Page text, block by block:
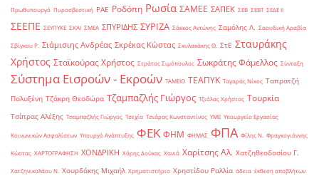
Πρωθυπουργό Πυροσβεστική ΡΑΕ Ροδόπη Ρωσία ΣΑΜΕΕ ΣΑΠΕΚ ΣΕΒ ΣΕΒΤ ΣΕΔΕ ΙΙ
ΣΕΕΠΕ ΣΕΥΠΥΚΕ ΣΚΑΙ ΣΜΕΑ ΣΠΥΡΙΔΗΣ ΣΥΡΙΖΑ Σάκκος Αντώνης Σαμόλης Λ. Σαουδική Αραβία
Σβίγκου Ρ. Σιάμισιης Ανδρέας Σκρέκας Κώστας Σκυλακάκης Θ. ΣτΕ Σταυράκης
Χρήστος Σταϊκούρας Χρήστος Στράτος Σιμόπουλος Σωκράτης Φάμελλος Σύνταξη
Σύστημα Εισροών - Εκροών ΤΑΜΕΙΟ ΤΕΑΠΥΚ Ταγαράς Νίκος Ταπρατζή
Πολυξένη Τζάκρη Θεοδώρα Τζαμπαζλής Γιώργος Τζιόλας Χρήστος Τουρκία
Τσίπρας Αλέξης Τσαμπαζλής Γιώργος Τσεχία Τσιάρας Κωνσταντίνος ΥΜΕ Υπουργείο Εργασίας
Κοινωνικών Ασφαλίσεων Υπουργό Ανάπτυξης ΦΕΚ ΦΗΜ ΦΗΜΑΣ ΦΠΑ Φίλης Ν. Φραγκογιάννης
Κώστας ΧΑΡΤΟΓΡΑΦΗΣΗ ΧΟΝΔΡΙΚΗ Χάρης Δούκας Χανιά Χαρίτσης Αλ. Χατζηθεοδοσίου Γ.
Χατζηνικολάου Ν. Χουρδάκης Μιχαήλ Χρηματιστήριο Χρηστίδου Ραλλία άδεια έκθεση αποβλήτων